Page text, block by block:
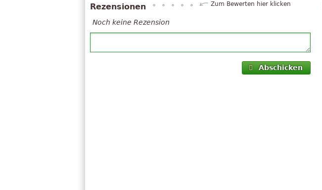
Rezensionen Zum Bewerten hier klicken
Noch keine Rezension
Abschicken